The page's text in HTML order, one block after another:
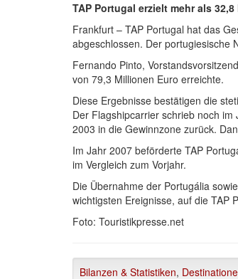
TAP Portugal erzielt mehr als
Frankfurt – TAP Portugal hat das
abgeschlossen. Der portugiesische
Fernando Pinto,
von 79,3 Millionen Euro erreichte.
Diese Ergebnisse bestätigen die
Der Flagshipcarrier schrieb noch
2003 in die Gewinnzone zurück.
Im Jahr 2007 beförderte TAP
im Vergleich zum Vorjahr.
Die Übernahme der Portugália
wichtigsten Ereignisse, auf die TAP
Foto: Touristikpresse.net
Bilanzen & Statistiken,